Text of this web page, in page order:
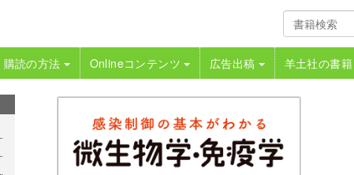
購読の方法 Onlineコンテンツ 広告出稿 羊土社の書籍